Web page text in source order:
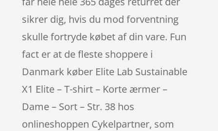
sikrer dig, hvis du mod forventning
skulle fortryde købet af din vare. Fun
fact er at de fleste shoppere i
Danmark køber Elite Lab Sustainable
X1 Elite – T-shirt – Korte ærmer –
Dame – Sort – Str. 38 hos
onlineshoppen Cykelpartner, som